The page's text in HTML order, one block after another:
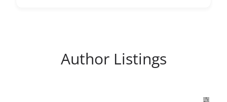
Author Listings